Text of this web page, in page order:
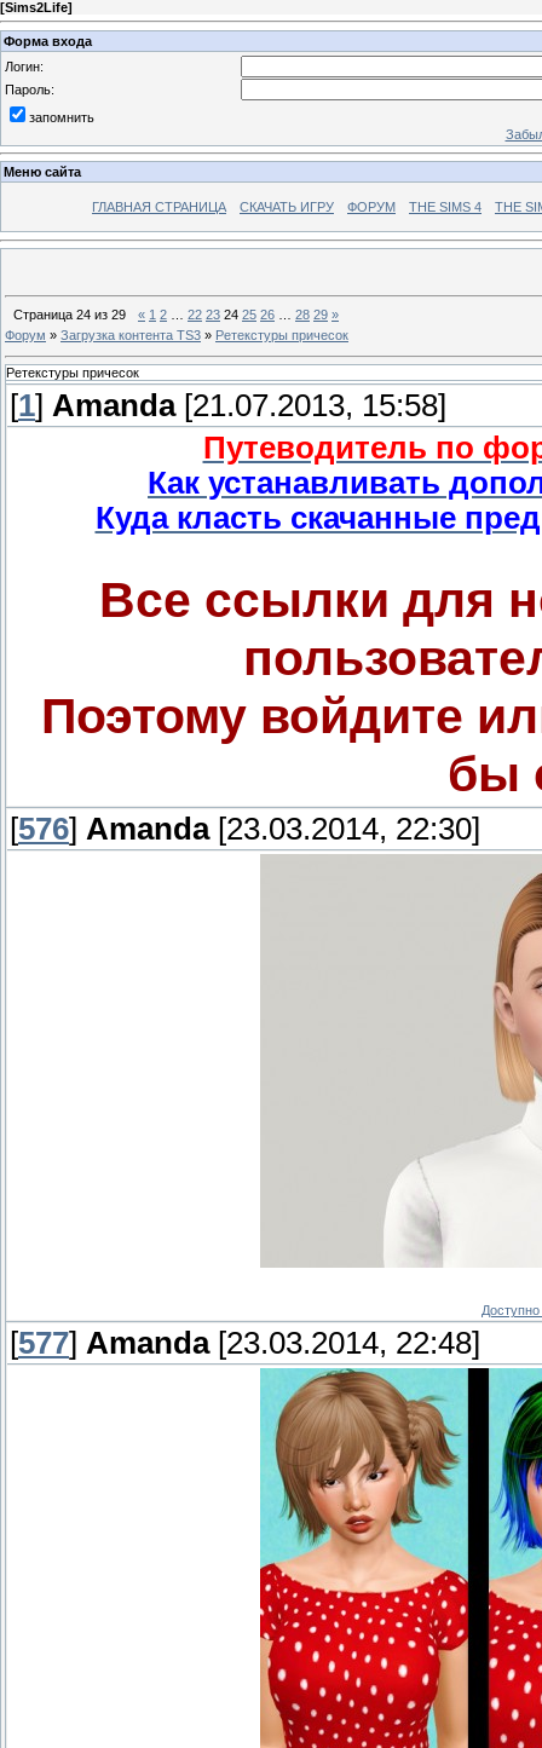
[Sims2Life]
Форма входа
Логин:
Пароль:
запомнить
Меню сайта
ГЛАВНАЯ СТРАНИЦА СКАЧАТЬ ИГРУ ФОРУМ THE SIMS 4 THE
Страница 24 из 29 « 1 2 22 23 24 25 26 28 29 »
Форум » Загрузка контента TS3 » Ретекстуры причесок
Ретекстуры причесок
[1] Amanda[21.07.2013, 15:58]
Путеводитель по
Как устанавливать
Куда класть скачанные
Все ссылки для
Поэтому войдите
бы
[576] Amanda[23.03.2014, 22:30]
[577] Amanda[23.03.2014, 22:48]